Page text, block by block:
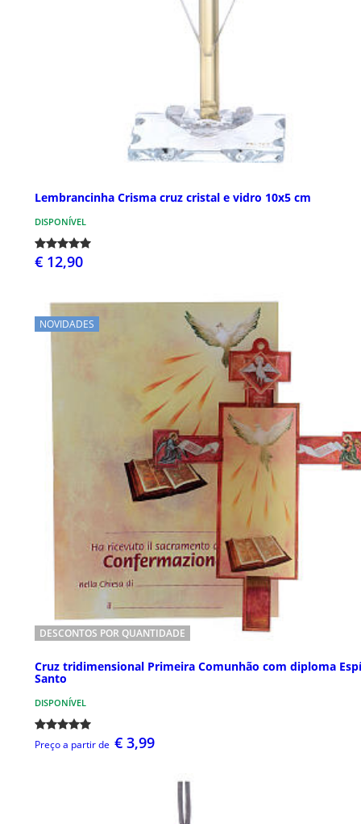
Lembrancinha Crisma cruz cristal e vidro 10x5 cm
DISPONÍVEL
€ 12,90
NOVIDADES
DESCONTOS POR QUANTIDADE
Cruz tridimensional Primeira Comunhão com diploma
Santo
DISPONÍVEL
Preço a partir de € 3,99